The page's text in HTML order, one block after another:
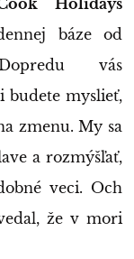
Holidays
báze od
vás
budete myslieť,
zmenu. My sa
a rozmýšľať,
veci. Och
že v mori